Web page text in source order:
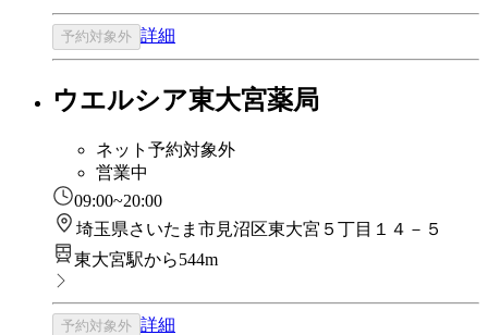
予約対象外 詳細
ウエルシア東大宮薬局
ネット予約対象外
営業中
09:00~20:00
埼玉県さいたま市見沼区東大宮５丁目１４－５
東大宮駅から544m
予約対象外 詳細